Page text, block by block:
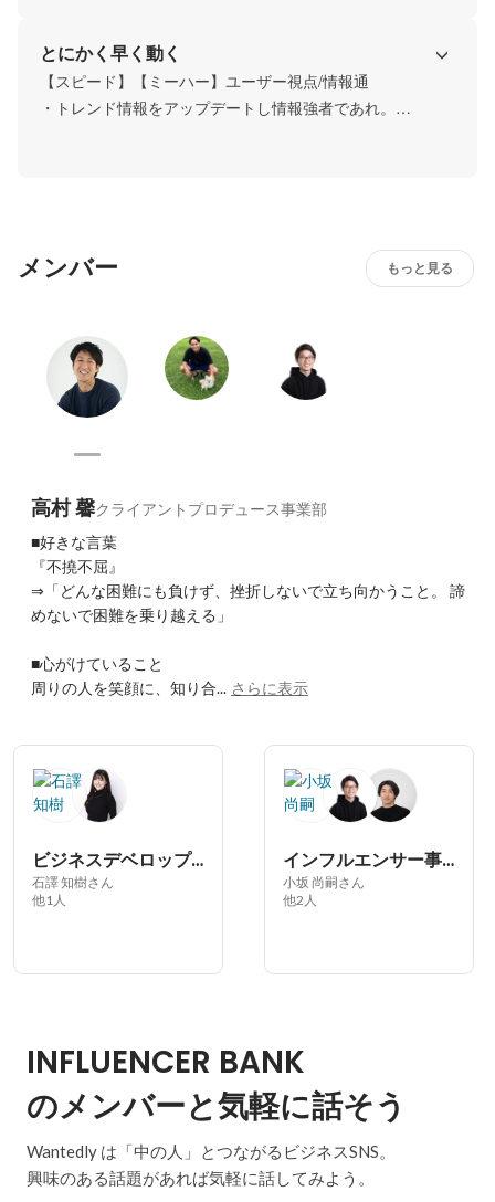
とにかく早く動く
【スピード】【ミーハー】ユーザー視点/情報通
・トレンド情報をアップデートし情報強者であれ。
メンバー もっと見る
高村 馨クライアントプロデュース事業部
■好きな言葉
『不撓不屈』
⇒「どんな困難にも負けず、挫折しないで立ち向かうこと。 諦
めないで困難を乗り越える」
■心がけていること
周りの人を笑顔に、知り合... さらに表示
ビジネスデベロップメント部
石譯 知樹さん
他1人
インフルエンサー事業部 ライバープロデュース部
小坂 尚嗣さん
他2人
INFLUENCER BANK
のメンバーと気軽に話そう
Wantedly は「中の人」とつながるビジネスSNS。
興味のある話題があれば気軽に話してみよう。